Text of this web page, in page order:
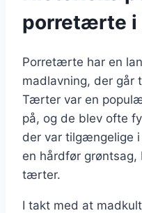
porretærte i
Porretærte har en
madlavning, der går
Tærter var en
på, og de blev ofte
der var tilgængelige
en hårdfør
tærter.
I takt med at